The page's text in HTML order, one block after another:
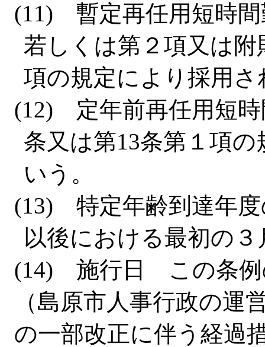
(11) 暫定再任用短時
若しくは第２項又は
項の規定により採用
(12) 定年前再任用短
条又は第13条第１項
いう。
(13) 特定年齢到達年
以後における最初の
(14) 施行日 この条例
（島原市人事行政の運
の一部改正に伴う経過